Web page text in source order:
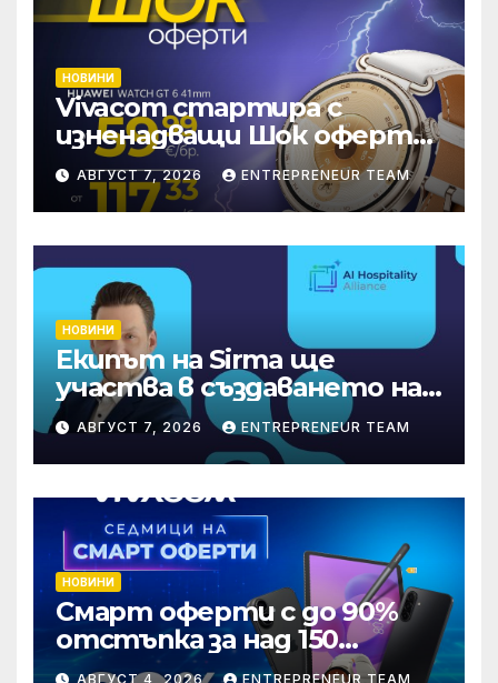
НОВИНИ
Vivacom стартира с
изненадващи Шок оферти
през август онлайн
АВГУСТ 7, 2026 ENTREPRENEUR TEAM
НОВИНИ
Екипът на Sirma ще
участва в създаването на
международните
стандарти за навлизане на
изкуствен интелект в
хотелиерството
АВГУСТ 7, 2026 ENTREPRENEUR TEAM
НОВИНИ
Смарт оферти с до 90%
отстъпка за над 150
устройства от Vivacom
АВГУСТ 4, 2026 ENTREPRENEUR TEAM